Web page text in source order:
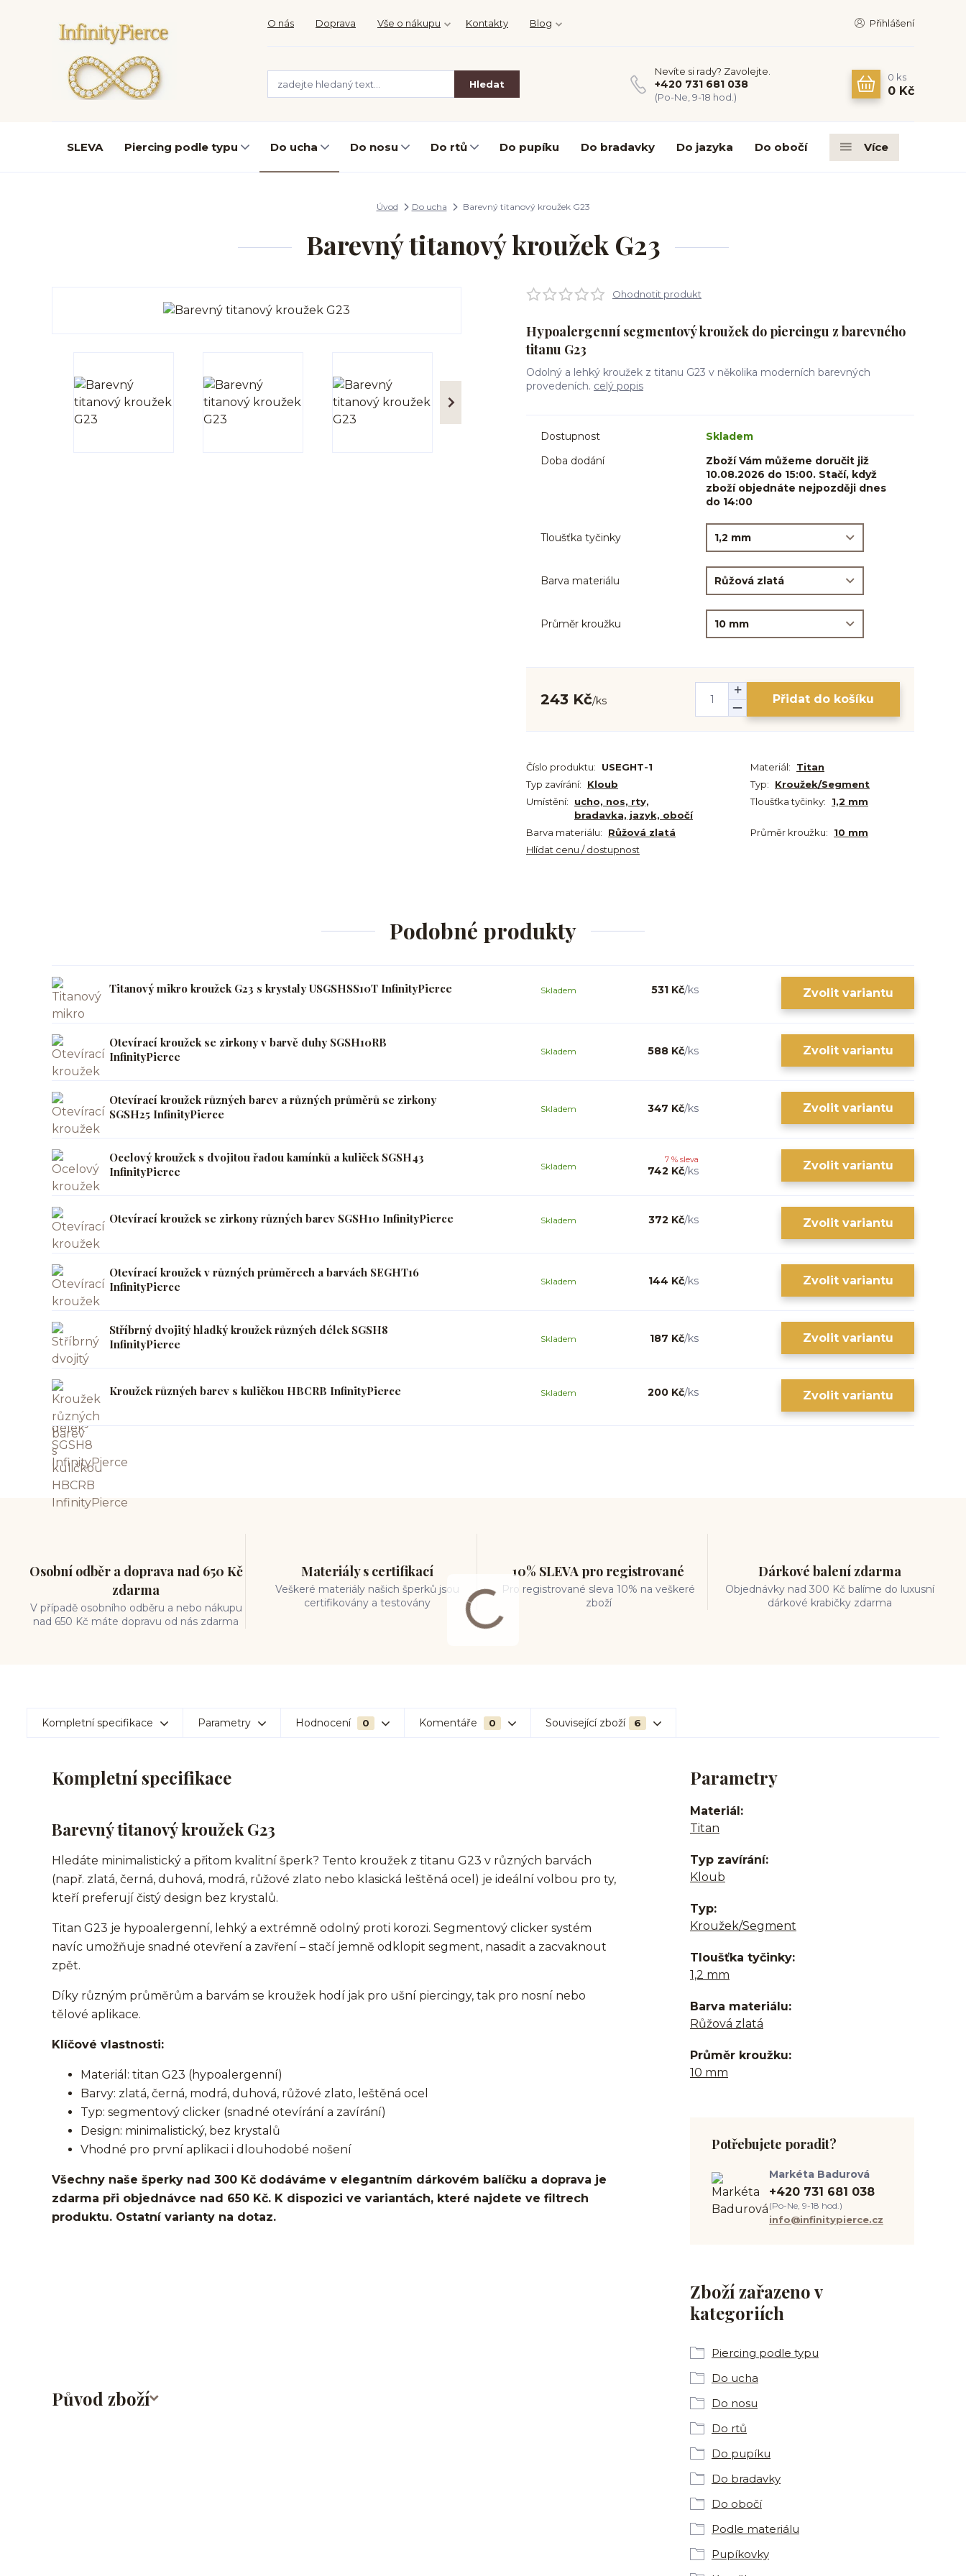
O nás Doprava Vše o nákupu Kontakty Blog Přihlášení
Hledat
Nevíte si rady? Zavolejte.
+420 731 681 038
(Po-Ne, 9-18 hod.)
0 ks
0 Kč
SLEVA Piercing podle typu Do ucha Do nosu Do rtů Do pupíku Do bradavky Do jazyka Do obočí Více
Úvod Do ucha Barevný titanový kroužek G23
Barevný titanový kroužek G23
Ohodnotit produkt
Hypoalergenní segmentový kroužek do piercingu z barevného
titanu G23
Odolný a lehký kroužek z titanu G23 v několika moderních barevných
provedeních. celý popis
Dostupnost
Skladem
Doba dodání
Zboží Vám můžeme doručit již
10.08.2026 do 15:00. Stačí, když
zboží objednáte nejpozději dnes
do 14:00
Tloušťka tyčinky
Barva materiálu
Průměr kroužku
243 Kč/ks Přidat do košíku
Číslo produktu: USEGHT-1 Materiál:
Titan
Typ zavírání:
Kloub Typ:
Kroužek/Segment
Umístění:
ucho, nos, rty,
bradavka, jazyk, obočí
Tloušťka tyčinky: 1,2 mm
Barva materiálu: Růžová zlatá Průměr kroužku:
10 mm
Hlídat cenu / dostupnost
Podobné produkty
Titanový mikro kroužek G23 s krystaly USGSHSS10T InfinityPierce 531 Kč/ks
Skladem Zvolit variantu
Otevírací kroužek se zirkony v barvě duhy SGSH10RB
InfinityPierce
588 Kč/ks
Skladem Zvolit variantu
Otevírací kroužek různých barev a různých průměrů se zirkony
SGSH25 InfinityPierce
347 Kč/ks
Skladem Zvolit variantu
Ocelový kroužek s dvojitou řadou kamínků a kuliček SGSH43
InfinityPierce
7 % sleva
742 Kč/ks
Skladem Zvolit variantu
Otevírací kroužek se zirkony různých barev SGSH10 InfinityPierce 372 Kč/ks
Skladem Zvolit variantu
Otevírací kroužek v různých průměrech a barvách SEGHT16
InfinityPierce
144 Kč/ks
Skladem Zvolit variantu
Stříbrný dvojitý hladký kroužek různých délek SGSH8
InfinityPierce
187 Kč/ks
Skladem Zvolit variantu
Kroužek různých barev s kuličkou HBCRB InfinityPierce 200 Kč/ks
Skladem Zvolit variantu
Osobní odběr a doprava nad 650 Kč
zdarma
V případě osobního odběru a nebo nákupu
nad 650 Kč máte dopravu od nás zdarma
Materiály s certifikací
Veškeré materiály našich šperků jsou
certifikovány a testovány
10% SLEVA pro registrované
Pro registrované sleva 10% na veškeré
zboží
Dárkové balení zdarma
Objednávky nad 300 Kč balíme do luxusní
dárkové krabičky zdarma
Kompletní specifikace Parametry Hodnocení 0 Komentáře 0 Související zboží 6
Kompletní specifikace
Barevný titanový kroužek G23
Hledáte minimalistický a přitom kvalitní šperk? Tento kroužek z titanu G23 v různých barvách
(např. zlatá, černá, duhová, modrá, růžové zlato nebo klasická leštěná ocel) je ideální volbou pro ty,
kteří preferují čistý design bez krystalů.
Titan G23 je hypoalergenní, lehký a extrémně odolný proti korozi. Segmentový clicker systém
navíc umožňuje snadné otevření a zavření – stačí jemně odklopit segment, nasadit a zacvaknout
zpět.
Díky různým průměrům a barvám se kroužek hodí jak pro ušní piercingy, tak pro nosní nebo
tělové aplikace.
Klíčové vlastnosti:
Materiál: titan G23 (hypoalergenní)
Barvy: zlatá, černá, modrá, duhová, růžové zlato, leštěná ocel
Typ: segmentový clicker (snadné otevírání a zavírání)
Design: minimalistický, bez krystalů
Vhodné pro první aplikaci i dlouhodobé nošení
Všechny naše šperky nad 300 Kč dodáváme v elegantním dárkovém balíčku a doprava je
zdarma při objednávce nad 650 Kč. K dispozici ve variantách, které najdete ve filtrech
produktu. Ostatní varianty na dotaz.
Původ zboží
Parametry
Materiál
Titan
Typ zavírání
Kloub
Typ
Kroužek/Segment
Tloušťka tyčinky
1,2 mm
Barva materiálu
Růžová zlatá
Průměr kroužku
10 mm
Zboží zařazeno v
kategoriích
Piercing podle typu
Do ucha
Do nosu
Do rtů
Do pupíku
Do bradavky
Do obočí
Podle materiálu
Pupíkovky
Potřebujete poradit?
Markéta Badurová
+420 731 681 038
(Po-Ne, 9-18 hod.)
info@infinitypierce.cz